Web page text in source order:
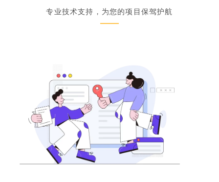
专业技术支持，为您的项目保驾护航